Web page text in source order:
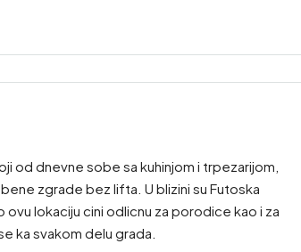
od dnevne sobe sa kuhinjom i trpezarijom,
zgrade bez lifta. U blizini su Futoska
lokaciju cini odlicnu za porodice kao i za
ka svakom delu grada.